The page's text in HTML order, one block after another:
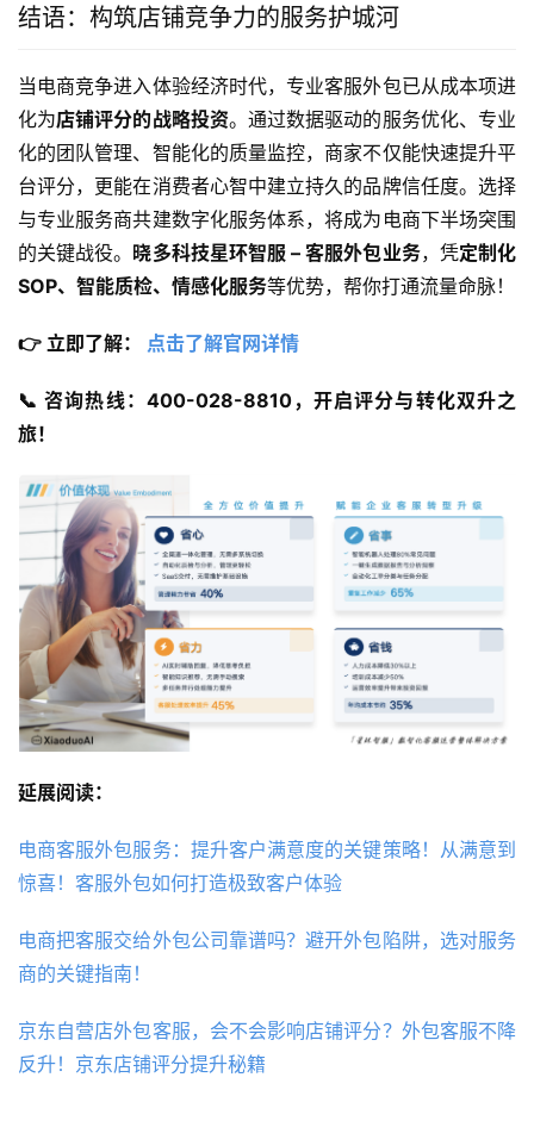
结语：构筑店铺竞争力的服务护城河
当电商竞争进入体验经济时代，专业客服外包已从成本项进
化为店铺评分的战略投资。通过数据驱动的服务优化、专业
化的团队管理、智能化的质量监控，商家不仅能快速提升平
台评分，更能在消费者心智中建立持久的品牌信任度。选择
与专业服务商共建数字化服务体系，将成为电商下半场突围
的关键战役。 晓多科技星环智服 – 客服外包业务，凭定制化
SOP、智能质检、情感化服务等优势，帮你打通流量命脉！
👉 立即了解： 点击了解官网详情
📞 咨询热线：400-028-8810，开启评分与转化双升之
旅！
延展阅读：
电商客服外包服务：提升客户满意度的关键策略！从满意到
惊喜！客服外包如何打造极致客户体验
电商把客服交给外包公司靠谱吗？避开外包陷阱，选对服务
商的关键指南！
京东自营店外包客服，会不会影响店铺评分？外包客服不降
反升！京东店铺评分提升秘籍